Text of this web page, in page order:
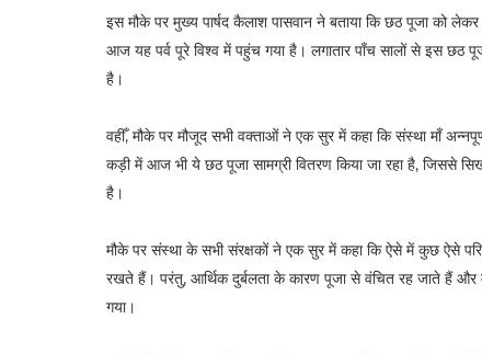
इस मौके पर मुख्य पार्षद कैलाश पासवान ने बताया कि छठ पूजा को
आज यह पर्व पूरे विश्व में पहुंच गया है। लगातार पाँच सालों से इस छठ
है।
वहीँ, मौके पर मौजूद सभी वक्ताओं ने एक सुर में कहा कि संस्था माँ
कड़ी में आज भी ये छठ पूजा सामग्री वितरण किया जा रहा है, जिससे
है।
मौके पर संस्था के सभी संरक्षकों ने एक सुर में कहा कि ऐसे में कुछ ऐसे
रखते हैं। परंतु, आर्थिक दुर्बलता के कारण पूजा से वंचित रह जाते हैं और
गया।